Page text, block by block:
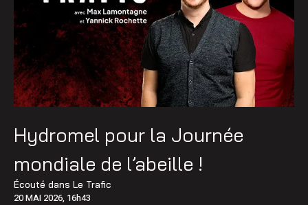
Hydromel pour la Journée
mondiale de l’abeille !
Écouté dans Le Trafic
20 MAI 2026, 16h43